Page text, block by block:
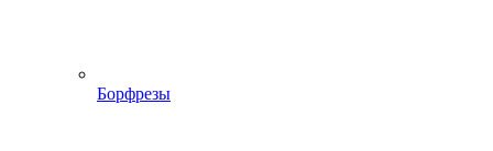
Борфрезы